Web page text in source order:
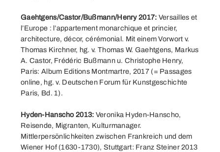
Gaehtgens/Castor/Bußmann/Henry 2017: Versailles et
l’Europe : l’appartement monarchique et princier,
architecture, décor, cérémonial. Mit einem Vorwort v.
Thomas Kirchner, hg. v. Thomas W. Gaehtgens, Markus
A. Castor, Frédéric Bußmann u. Christophe Henry,
Paris: Album Editions Montmartre, 2017 (= Passages
online, hg. v. Deutschen Forum für Kunstgeschichte
Paris, Bd. 1).
Hyden-Hanscho 2013: Veronika Hyden-Hanscho,
Reisende, Migranten, Kulturmanager.
Mittlerpersönlichkeiten zwischen Frankreich und dem
Wiener Hof (1630-1730), Stuttgart: Franz Steiner 2013